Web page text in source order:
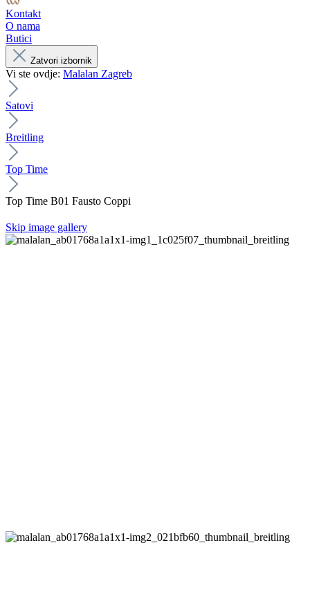
Kontakt
O nama
Butici
Zatvori izbornik
Vi ste ovdje: Malalan Zagreb
Satovi
Breitling
Top Time
Top Time B01 Fausto Coppi
Skip image gallery